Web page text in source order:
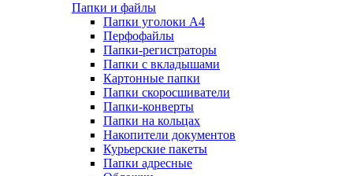
Папки и файлы
Папки уголоки А4
Перфофайлы
Папки-регистраторы
Папки с вкладышами
Картонные папки
Папки скоросшиватели
Папки-конверты
Папки на кольцах
Накопители документов
Курьерские пакеты
Папки адресные